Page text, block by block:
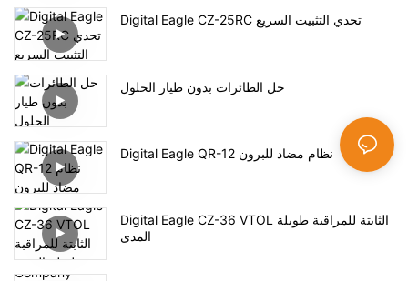
Digital Eagle CZ-25RC تحدي التثبيت السريع
حل الطائرات بدون طيار الحلول
Digital Eagle QR-12 نظام مضاد للبرون
Digital Eagle CZ-36 VTOL الثابتة للمراقبة طويلة
المدى